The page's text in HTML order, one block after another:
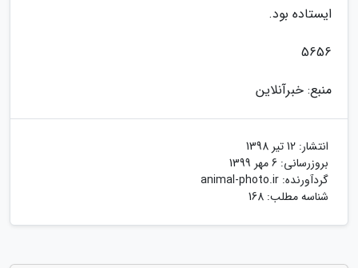
ایستاده بود.
5656
منبع: خبرآنلاین
انتشار: 12 تیر 1398
بروزرسانی: 6 مهر 1399
گردآورنده: animal-photo.ir
شناسه مطلب: 168